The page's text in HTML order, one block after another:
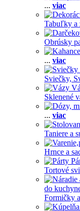
... viac
Tabuľky a
Obrúsky
... viac
Sviečky,
Sklenené
... viac
Taniere a
Hrnce a
Tortové
do
Formičky